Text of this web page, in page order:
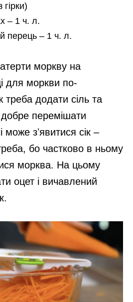
– 1 ч. л.
перець – 1 ч. л.
моркву на
для моркви по-
треба додати сіль та
добре перемішати
зʼявитися сік –
бо частково в ньому
морква. На цьому
оцет і вичавлений